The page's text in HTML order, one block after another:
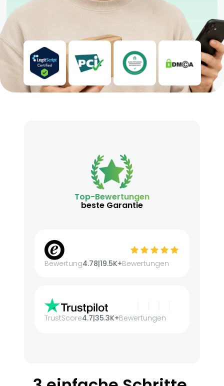
Top-Bewertungen
beste Garantie
Bewertung4.78|19.5K+Bewertungen
TrustScore4.7|35.3K+Bewertungen